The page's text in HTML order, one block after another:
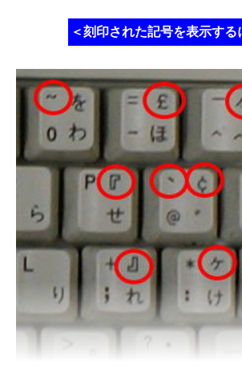
＜刻印された記号を表示する